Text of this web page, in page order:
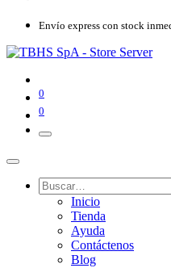
Envío express con stock
0
0
Inicio
Tienda
Ayuda
Contáctenos
Blog